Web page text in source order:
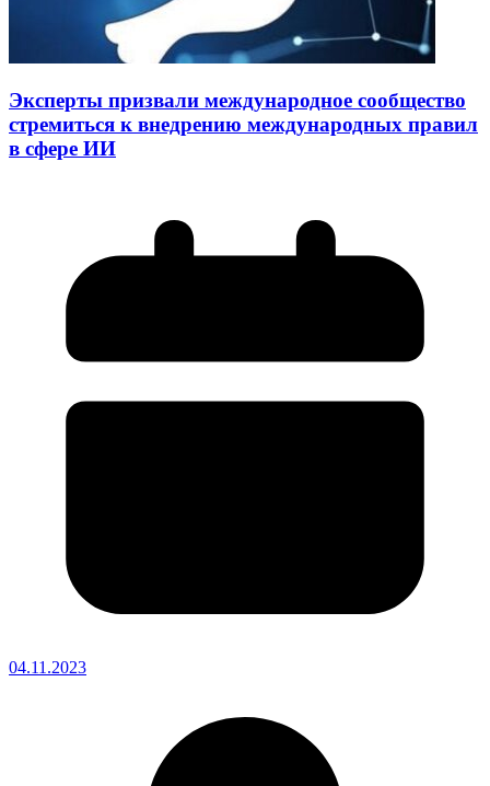
Эксперты призвали международное сообщество
стремиться к внедрению международных правил
в сфере ИИ
04.11.2023